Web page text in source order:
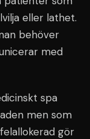
eller lathet.
behöver
med
spa
men som
gör